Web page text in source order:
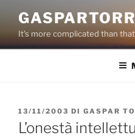
contenuto
It's more complicated than
PUBBLICATO
IL
13/11/2003 DI GASPAR
L’onestà